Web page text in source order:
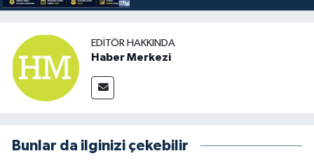
EDITÖR HAKKINDA
Haber Merkezi
Bunlar da ilginizi çekebilir